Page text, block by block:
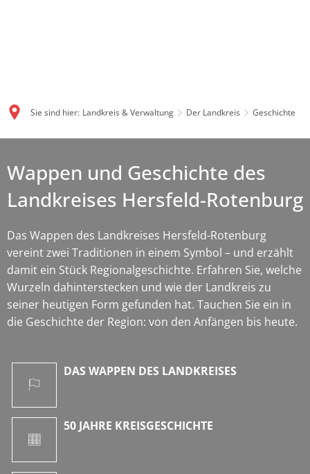
Sie sind hier: Landkreis & Verwaltung Der Landkreis Geschichte
Wappen und Geschichte des
Landkreises Hersfeld-Rotenburg
Das Wappen des Landkreises Hersfeld-Rotenburg
vereint zwei Traditionen in einem Symbol – und erzählt
damit ein Stück Regionalgeschichte. Erfahren Sie, welche
Wurzeln dahinterstecken und wie der Landkreis zu
seiner heutigen Form gefunden hat. Tauchen Sie ein in
die Geschichte der Region: von den Anfängen bis heute.
DAS WAPPEN DES LANDKREISES
50 JAHRE KREISGESCHICHTE